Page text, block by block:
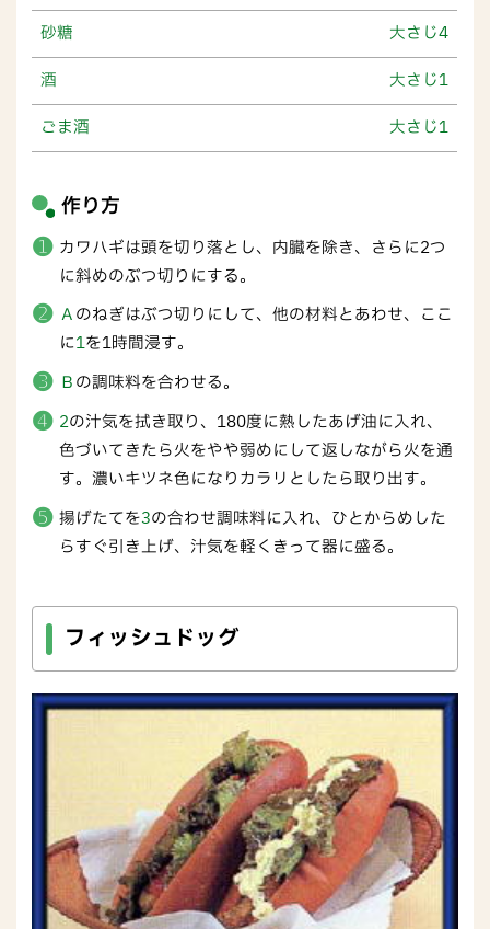
砂糖 大さじ4
酒 大さじ1
ごま酒 大さじ1
作り方
カワハギは頭を切り落とし、内臓を除き、さらに2つ
に斜めのぶつ切りにする。
Ａのねぎはぶつ切りにして、他の材料とあわせ、ここ
に1を1時間浸す。
Ｂの調味料を合わせる。
2の汁気を拭き取り、180度に熱したあげ油に入れ、
色づいてきたら火をやや弱めにして返しながら火を通
す。濃いキツネ色になりカラリとしたら取り出す。
揚げたてを3の合わせ調味料に入れ、ひとからめした
らすぐ引き上げ、汁気を軽くきって器に盛る。
フィッシュドッグ